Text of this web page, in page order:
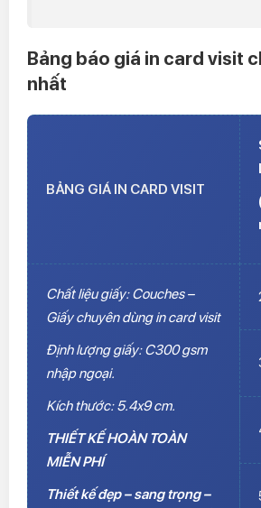
Bảng báo giá in card visit
nhất
BẢNG GIÁ IN CARD VISIT
Chất liệu giấy: Couches –
Giấy chuyên dùng in card visit
Định lượng giấy: C300 gsm
nhập ngoại.
Kích thước: 5.4x9 cm.
THIẾT KẾ HOÀN TOÀN
MIỄN PHÍ
Thiết kế đẹp – sang trọng –